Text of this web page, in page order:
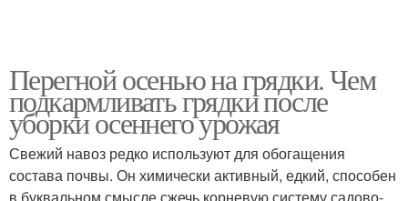
Перегной осенью на грядки. Чем
подкармливать грядки после
уборки осеннего урожая
Свежий навоз редко используют для обогащения
состава почвы. Он химически активный, едкий, способен